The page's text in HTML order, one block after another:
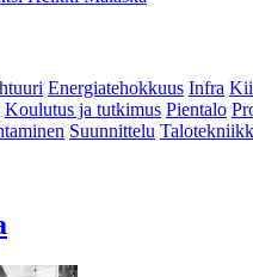
Energiatehokkuus Infra
Koulutus ja tutkimus Pientalo
Suunnittelu